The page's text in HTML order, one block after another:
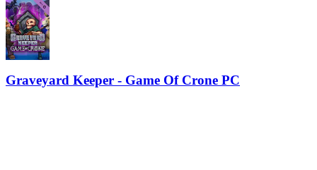
Graveyard Keeper - Game Of Crone PC